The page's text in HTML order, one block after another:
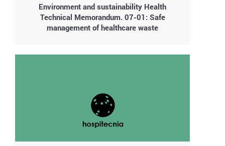
Environment and sustainability Health
Technical Memorandum. 07-01: Safe
management of healthcare waste